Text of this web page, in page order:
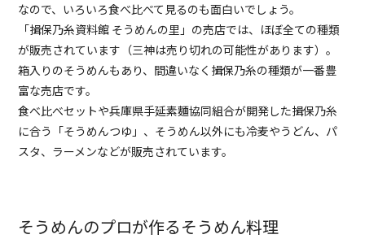
なので、いろいろ食べ比べて見るのも面白いでしょう。
「揖保乃糸資料館 そうめんの里」の売店では、ほぼ全ての種類
が販売されています（三神は売り切れの可能性があります）。
箱入りのそうめんもあり、間違いなく揖保乃糸の種類が一番豊
富な売店です。
食べ比べセットや兵庫県手延素麵協同組合が開発した揖保乃糸
に合う「そうめんつゆ」、そうめん以外にも冷麦やうどん、パ
スタ、ラーメンなどが販売されています。
そうめんのプロが作るそうめん料理